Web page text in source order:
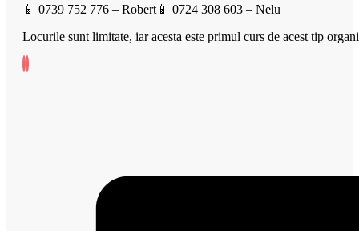
📱 0739 752 776 – Robert📱 0724 308 603 – Nelu
Locurile sunt limitate, iar acesta este primul curs de acest tip